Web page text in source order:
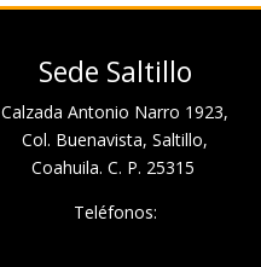
Sede Saltillo
Calzada Antonio Narro 1923,
Col. Buenavista, Saltillo,
Coahuila. C. P. 25315
Teléfonos: